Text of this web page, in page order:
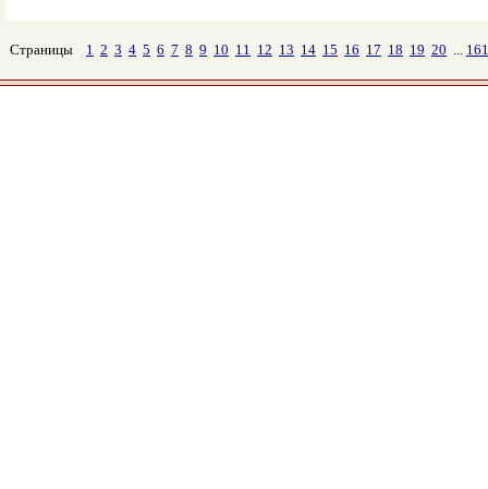
Страницы 1 2 3 4 5 6 7 8 9 10 11 12 13 14 15 16 17 18 19 20 ... 161